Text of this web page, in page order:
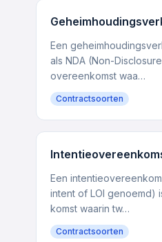
Een
als NDA (Non-
overeen­komst waa…
Contractsoorten
Een
intent of LOI
komst waarin tw…
Contractsoorten